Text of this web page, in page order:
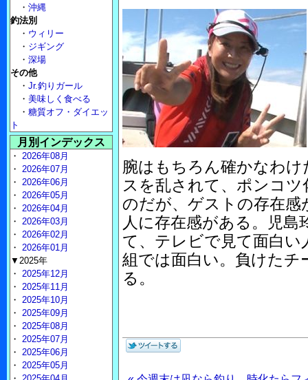
腕はもちろん確かなわ
スを乱されて、ポンコ
のだが、ゲストの存在
人に存在感がある。児
て、テレビで見て面白
組では面白い。負けたチ
る。
・ 沖縄
釣法別
・ ウィリー
・ ジギング
・ 深場
その他
・ Jr.釣りガール
・ 美味しく食べる
・ 糖質オフ・ダイエッ
ト
月別インデックス
・ 2026年08月
・ 2026年07月
・ 2026年06月
・ 2026年05月
・ 2026年04月
・ 2026年03月
・ 2026年02月
・ 2026年01月
▼2025年
・ 2025年12月
・ 2025年11月
・ 2025年10月
・ 2025年09月
・ 2025年08月
・ 2025年07月
・ 2025年06月
・ 2025年05月